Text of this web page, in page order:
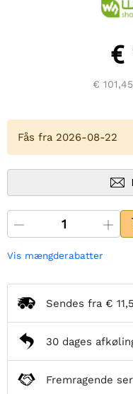
€
€ 101,45
Fås fra 2026-08-22
Vis mængderabatter
Sendes fra €
30 dages
Fremragende